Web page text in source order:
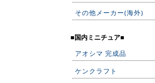
その他メーカー(海外)
■国内ミニチュア■
アオシマ 完成品
ケンクラフト